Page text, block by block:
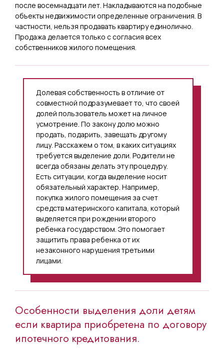
после восемнадцати лет. Накладываются на подобные
объекты недвижимости определенные ограничения. В
частности, нельзя продавать квартиру единолично.
Продажа делается только с согласия всех
собственников жилого помещения.
Долевая собственность в отличие от
совместной подразумевает то, что своей
долей пользователь может на личное
усмотрение. По закону долю можно
продать, подарить, завещать другому
лицу. Расскажем о том, в каких ситуациях
требуется выделение доли. Родители не
всегда обязаны делать эту процедуру.
Есть ситуации, когда выделение носит
обязательный характер. Например,
покупка жилого помещения за счет
средств материнского капитала, который
выделяется при рождении второго
ребенка государством. Это помогает
защитить права ребенка от их
незаконного нарушения третьими
лицами.
Особенности выделения доли детям
если квартира приобретена по договору
ипотечного кредитования.